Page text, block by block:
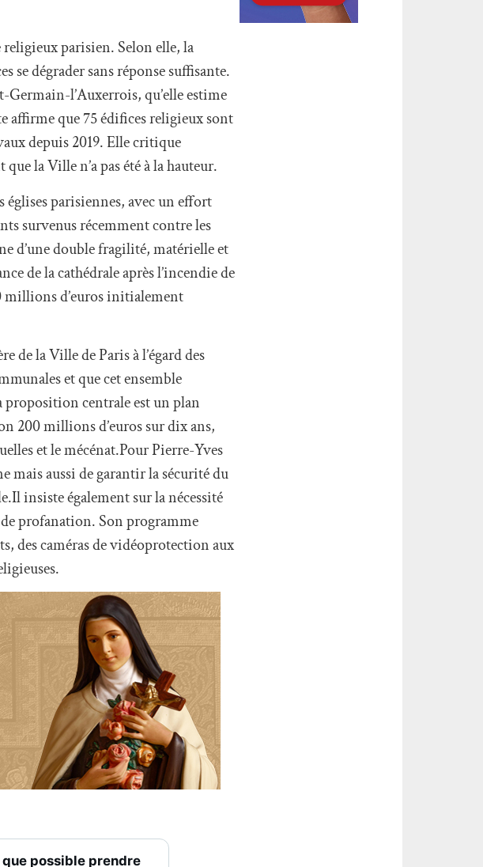
religieux parisien. Selon elle, la
se dégrader sans réponse suffisante.
l’Auxerrois, qu’elle estime
affirme que 75 édifices religieux sont
depuis 2019. Elle critique
la Ville n’a pas été à la hauteur.
églises parisiennes, avec un effort
survenus récemment contre les
d’une double fragilité, matérielle et
de la cathédrale après l’incendie de
millions d’euros initialement
de la Ville de Paris à l’égard des
et que cet ensemble
proposition centrale est un plan
200 millions d’euros sur dix ans,
et le mécénat.Pour Pierre-Yves
mais aussi de garantir la sécurité du
insiste également sur la nécessité
profanation. Son programme
des caméras de vidéoprotection aux